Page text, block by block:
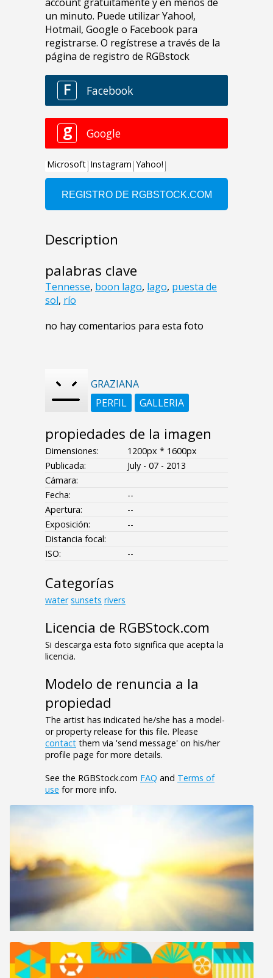
Description
palabras clave
Tennesse, boon lago, lago, puesta de
sol, río
no hay comentarios para esta foto
GRAZIANA
PERFIL
GALLERIA
propiedades de la imagen
Dimensiones:
1200px * 1600px
Publicada:
July - 07 - 2013
Cámara:
Fecha:
--
Apertura:
--
Exposición:
--
Distancia focal:
ISO:
--
Categorías
water sunsets rivers
Licencia de RGBStock.com
Si descarga esta foto significa que acepta la
licencia.
Modelo de renuncia a la
propiedad
The artist has indicated he/she has a model-
or property release for this file. Please
contact them via 'send message' on his/her
profile page for more details.
See the RGBStock.com FAQ and Terms of
use for more info.